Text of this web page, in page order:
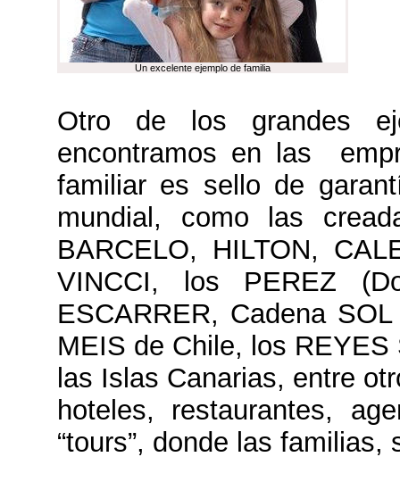
Un excelente ejemplo de familia
Otro de los grandes
encontramos en las
familiar es sello de
mundial, como las
BARCELO, HILTON,
VINCCI, los PEREZ
ESCARRER, Cadena
MEIS de Chile, los
las Islas Canarias, entre
hoteles, restaurantes,
“tours”, donde las